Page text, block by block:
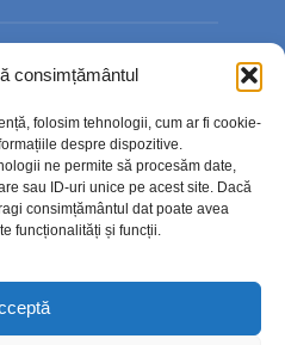
consimțământul
folosim tehnologii, cum ar fi cookie-
despre dispozitive.
ne permite să procesăm date,
sau ID-uri unice pe acest site. Dacă
consimțământul dat poate avea
funcționalități și funcții.